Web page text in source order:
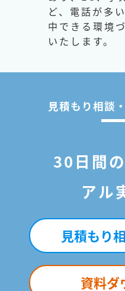
ど、電話が多
中できる環境
いたします。
見積もり相談
30日間
アル
見積もり
資料ダ